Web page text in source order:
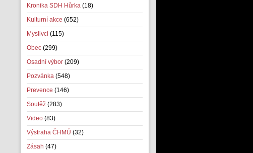
Kronika SDH Hůrka (18)
Kulturní akce (652)
Myslivci (115)
Obec (299)
Osadní výbor (209)
Pozvánka (548)
Prevence (146)
Soutěž (283)
Video (83)
Výstraha ČHMÚ (32)
Zásah (47)